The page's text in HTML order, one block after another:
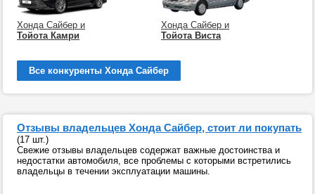
Хонда Сайбер и
Тойота Камри
Хонда Сайбер и
Тойота Виста
Все конкуренты Хонда Сайбер
Отзывы владельцев Хонда Сайбер, стоит ли покупать
(17 шт.)
Свежие отзывы владельцев содержат важные достоинства и
недостатки автомобиля, все проблемы с которыми встретились
владельцы в течении эксплуатации машины.